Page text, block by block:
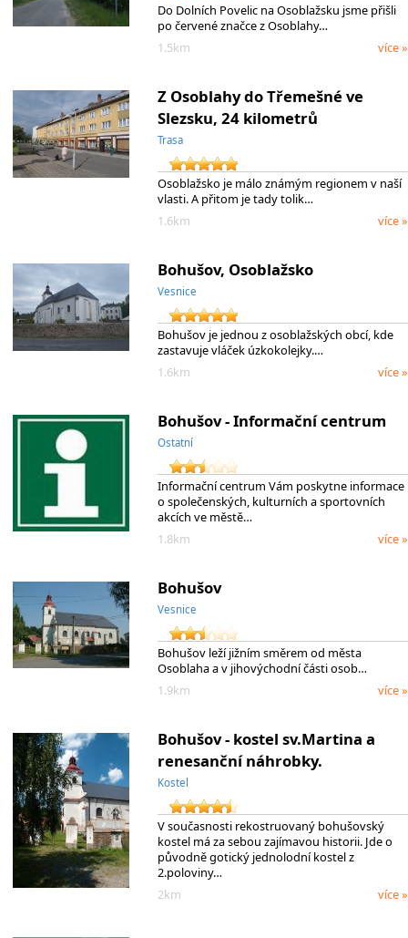
Do Dolních Povelic na Osoblažsku jsme přišli
po červené značce z Osoblahy…
1.5km
více »
Z Osoblahy do Třemešné ve
Slezsku, 24 kilometrů
Trasa
Osoblažsko je málo známým regionem v naší
vlasti. A přitom je tady tolik…
1.6km
více »
Bohušov, Osoblažsko
Vesnice
Bohušov je jednou z osoblažských obcí, kde
zastavuje vláček úzkokolejky.…
1.6km
více »
Bohušov - Informační centrum
Ostatní
Informační centrum Vám poskytne informace
o společenských, kulturních a sportovních
akcích ve městě…
1.8km
více »
Bohušov
Vesnice
Bohušov leží jižním směrem od města
Osoblaha a v jihovýchodní části osob…
1.9km
více »
Bohušov - kostel sv.Martina a
renesanční náhrobky.
Kostel
V současnosti rekostruovaný bohušovský
kostel má za sebou zajímavou historii. Jde o
původně gotický jednolodní kostel z
2.poloviny…
2km
více »